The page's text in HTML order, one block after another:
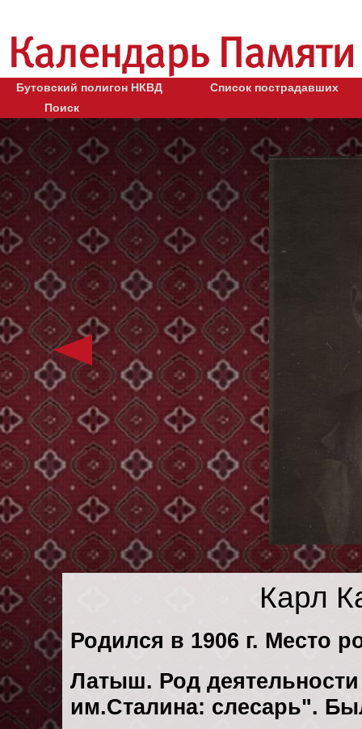
Бутовский полигон НКВД
Список пострадавших
Поиск
Карл
Родился в 1906 г. Место
Латыш. Род
им.Сталина: слесарь".